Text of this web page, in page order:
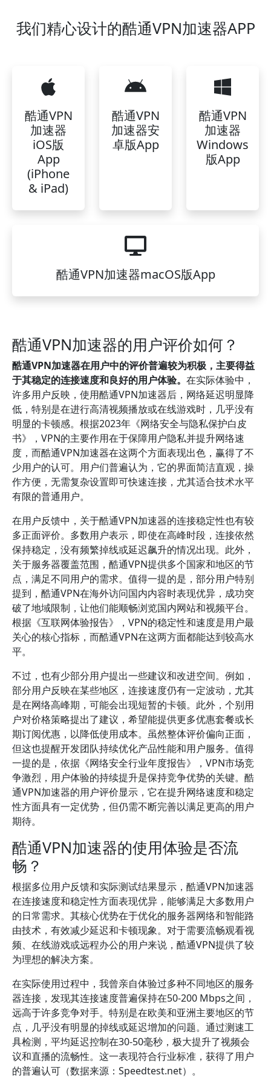
我们精心设计的酷通VPN加速器APP
酷通VPN
加速器
iOS版
App
(iPhone
& iPad)
酷通VPN
加速器安
卓版App
酷通VPN
加速器
Windows
版App
酷通VPN加速器macOS版App
酷通VPN加速器的用户评价如何？
酷通VPN加速器在用户中的评价普遍较为积极，主要得益
于其稳定的连接速度和良好的用户体验。 在实际体验中，
许多用户反映，使用酷通VPN加速器后，网络延迟明显降
低，特别是在进行高清视频播放或在线游戏时，几乎没有
明显的卡顿感。根据2023年《网络安全与隐私保护白皮
书》，VPN的主要作用在于保障用户隐私并提升网络速
度，而酷通VPN加速器在这两个方面表现出色，赢得了不
少用户的认可。用户们普遍认为，它的界面简洁直观，操
作方便，无需复杂设置即可快速连接，尤其适合技术水平
有限的普通用户。
在用户反馈中，关于酷通VPN加速器的连接稳定性也有较
多正面评价。多数用户表示，即使在高峰时段，连接依然
保持稳定，没有频繁掉线或延迟飙升的情况出现。此外，
关于服务器覆盖范围，酷通VPN提供多个国家和地区的节
点，满足不同用户的需求。值得一提的是，部分用户特别
提到，酷通VPN在海外访问国内内容时表现优异，成功突
破了地域限制，让他们能顺畅浏览国内网站和视频平台。
根据《互联网体验报告》，VPN的稳定性和速度是用户最
关心的核心指标，而酷通VPN在这两方面都能达到较高水
平。
不过，也有少部分用户提出一些建议和改进空间。例如，
部分用户反映在某些地区，连接速度仍有一定波动，尤其
是在网络高峰期，可能会出现短暂的卡顿。此外，个别用
户对价格策略提出了建议，希望能提供更多优惠套餐或长
期订阅优惠，以降低使用成本。虽然整体评价偏向正面，
但这也提醒开发团队持续优化产品性能和用户服务。值得
一提的是，依据《网络安全行业年度报告》，VPN市场竞
争激烈，用户体验的持续提升是保持竞争优势的关键。酷
通VPN加速器的用户评价显示，它在提升网络速度和稳定
性方面具有一定优势，但仍需不断完善以满足更高的用户
期待。
酷通VPN加速器的使用体验是否流
畅？
根据多位用户反馈和实际测试结果显示，酷通VPN加速器
在连接速度和稳定性方面表现优异，能够满足大多数用户
的日常需求。其核心优势在于优化的服务器网络和智能路
由技术，有效减少延迟和卡顿现象。对于需要流畅观看视
频、在线游戏或远程办公的用户来说，酷通VPN提供了较
为理想的解决方案。
在实际使用过程中，我曾亲自体验过多种不同地区的服务
器连接，发现其连接速度普遍保持在50-200 Mbps之间，
远高于许多竞争对手。特别是在欧美和亚洲主要地区的节
点，几乎没有明显的掉线或延迟增加的问题。通过测速工
具检测，平均延迟控制在30-50毫秒，极大提升了视频会
议和直播的流畅性。这一表现符合行业标准，获得了用户
的普遍认可（数据来源：Speedtest.net）。